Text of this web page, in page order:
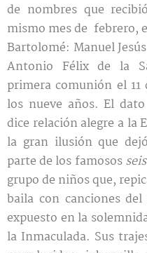
de nombres que
mismo mes de febrero,
Bartolomé: Manuel
Antonio Félix de la
primera comunión el 11
los nueve años. El
dice relación alegre a la
la gran ilusión que
parte de los famosos
grupo de niños que,
baila con canciones
expuesto en la
la Inmaculada. Sus